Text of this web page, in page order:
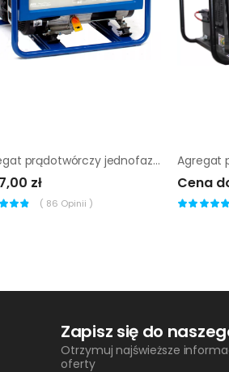
Agregat prądotwórczy jednofazowy Endress ESE 3200 P
zł
( 86 Opinii )
Cena
Zapisz się do
Otrzymuj najświeższe
oferty